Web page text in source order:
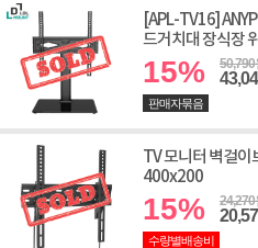
[APL-TV16]
드거치대 장식장
15% 50,790
판매자묶음
TV 모니터 벽걸
400x200
15% 24,270
수량별배송비